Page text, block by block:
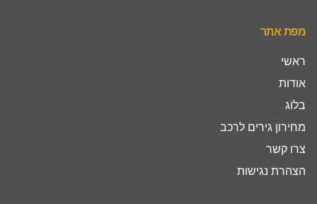
מפת אתר
ראשי
אודות
בלוג
מחירון גירים לרכב
צרו קשר
הצהרת נגישות